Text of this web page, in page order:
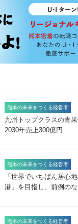
熊本の未来をつくる経営者
九州トップクラスの青
2030年売上300億円…
熊本の未来をつくる経営者
「世界でいちばん居心
港」を目指し、前例の
熊本の未来をつくる経営者